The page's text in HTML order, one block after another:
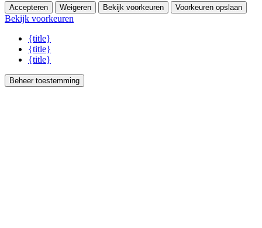
Accepteren Weigeren Bekijk voorkeuren Voorkeuren opslaan
Bekijk voorkeuren
{title}
{title}
{title}
Beheer toestemming